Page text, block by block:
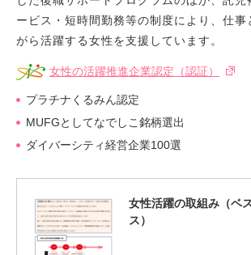
ービス・短時間勤務等の制度により、仕事
がら活躍する女性を支援しています。
女性の活躍推進企業認定（認証）
プラチナくるみん認定
MUFGとしてなでしこ銘柄選出
ダイバーシティ経営企業100選
女性活躍の取組み（ベ
ス）